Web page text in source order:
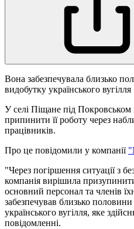
Вона забезпечувала близько
видобутку українського вугілля
У селі Піщане під
припинити її роботу через
працівників.
Про це повідомили у компанії
"Через погіршення ситуації з
компанія вирішила
основний персонал та членів
забезпечував близько
українського вугілля, яке
повідомленні.